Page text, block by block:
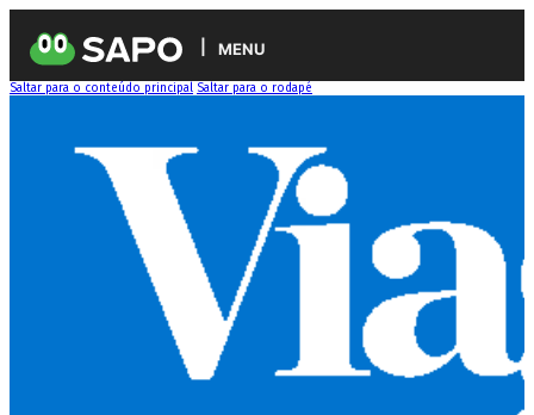
MENU
Saltar para o conteúdo principal Saltar para o rodapé